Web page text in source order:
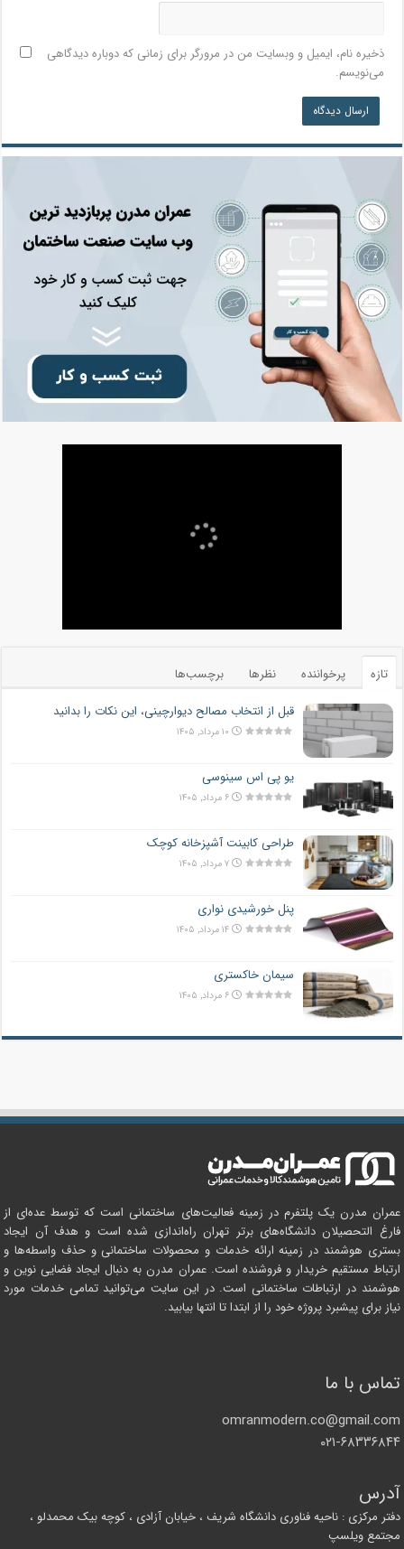
ذخیره نام، ایمیل و وبسایت من در مرورگر برای زمانی که دوباره دیدگاهی
می‌نویسم.
تازه پرخواننده نظرها
برچسب‌ها
قبل از انتخاب مصالح دیوارچینی، این نکات را بدانید
۱۰ مرداد, ۱۴۰۵
یو پی اس سینوسی
۶ مرداد, ۱۴۰۵
طراحی کابینت آشپزخانه کوچک
۷ مرداد, ۱۴۰۵
پنل خورشیدی نواری
۱۴ مرداد, ۱۴۰۵
سیمان خاکستری
۶ مرداد, ۱۴۰۵
عمران مدرن یک پلتفرم در زمینه فعالیت‌های ساختمانی است که توسط عده‌ای از
فارغ التحصیلان دانشگاه‌های برتر تهران راه‌اندازی شده است و هدف آن ایجاد
بستری هوشمند در زمینه ارائه خدمات و محصولات ساختمانی و حذف واسطه‌ها و
ارتباط مستقیم خریدار و فروشنده است. عمران مدرن به دنبال ایجاد فضایی نوین و
هوشمند در ارتباطات ساختمانی است. در این سایت می‌توانید تمامی خدمات مورد
نیاز برای پیشبرد پروژه خود را از ابتدا تا انتها بیابید.
تماس با ما
omranmodern.co@gmail.com
۰۲۱-۶۸۳۳۶۸۴۴
آدرس
دفتر مرکزی : ناحیه فناوری دانشگاه شریف ، خیابان آزادی ، کوچه بیک محمدلو ،
مجتمع ویلسپ